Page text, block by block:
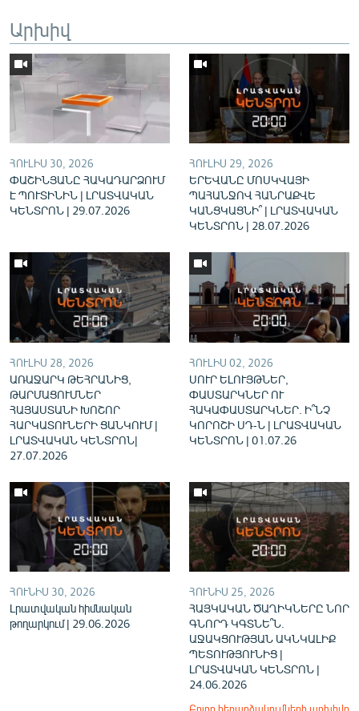
Русский
ՀԵՏԵՎԵՔ ՄԵԶ
«Ազատության» բոլոր կայքերը
Արխիվ
ՀՈՒԼԻՍ 30, 2026
ՓԱՇԻՆՅԱՆԸ ՀԱԿԱԴԱՐՁՈՒՄ
Է ՊՈՒՏԻՆԻՆ | ԼՐԱՏՎԱԿԱՆ
ԿԵՆՏՐՈՆ | 29.07.2026
ՀՈՒԼԻՍ 29, 2026
ԵՐԵՎԱՆԸ ՄՈՍԿՎԱՅԻ
ՊԱՀԱՆՋՈՎ ՀԱՆՐԱՔՎԵ
ԿԱՆՑԿԱՑՆԻ՞ | ԼՐԱՏՎԱԿԱՆ
ԿԵՆՏՐՈՆ | 28.07.2026
ՀՈՒԼԻՍ 28, 2026
ԱՌԱՋԱՐԿ ԹԵՀՐԱՆԻՑ,
ԹԱՐՄԱՑՈՒՄՆԵՐ
ՀԱՅԱՍՏԱՆԻ ԽՈՇՈՐ
ՀԱՐԿԱՏՈՒՆԵՐԻ ՑԱՆԿՈՒՄ |
ԼՐԱՏՎԱԿԱՆ ԿԵՆՏՐՈՆ|
27.07.2026
ՀՈՒԼԻՍ 02, 2026
ՍՈՒՐ ԵԼՈՒՅԹՆԵՐ,
ՓԱՍՏԱՐԿՆԵՐ ՈՒ
ՀԱԿԱՓԱՍՏԱՐԿՆԵՐ. Ի՞ՆՉ
ԿՈՐՈՇԻ ՍԴ-Ն | ԼՐԱՏՎԱԿԱՆ
ԿԵՆՏՐՈՆ | 01.07.26
ՀՈՒՆԻՍ 30, 2026
Լրատվական հիմնական
թողարկում | 29.06.2026
ՀՈՒՆԻՍ 25, 2026
ՀԱՅԿԱԿԱՆ ԾԱՂԻԿՆԵՐԸ ՆՈՐ
ԳՆՈՐԴ ԿԳՏՆԵ՞Ն.
ԱՋԱԿՑՈՒԹՅԱՆ ԱԿՆԿԱԼԻՔ
ՊԵՏՈՒԹՅՈՒՆԻՑ |
ԼՐԱՏՎԱԿԱՆ ԿԵՆՏՐՈՆ |
24.06.2026